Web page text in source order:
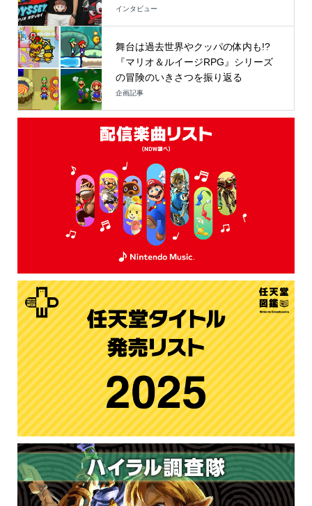
インタビュー
舞台は過去世界やクッパの体内も!?
『マリオ＆ルイージRPG』シリーズ
の冒険のいきさつを振り返る
企画記事